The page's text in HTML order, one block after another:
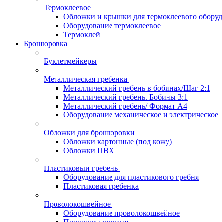
Термоклеевое
Обложки и крышки для термоклеевого
Оборудование термоклеевое
Термоклей
Брошюровка
Буклетмейкеры
Металлическая гребенка
Металлический гребень в бобинах/Шаг 2:1
Металлический гребень. Бобины 3:1
Металлический гребень/ Формат А4
Оборудование механическое и электрическое
Обложки для брошюровки
Обложки картонные (под кожу)
Обложки ПВХ
Пластиковый гребень
Оборудование для пластикового гребня
Пластиковая гребенка
Проволокошвейное
Оборудование проволокошвейное